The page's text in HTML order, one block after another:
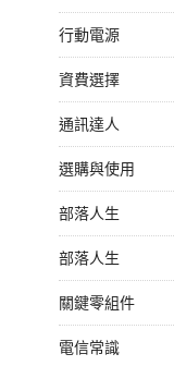
行動電源
資費選擇
通訊達人
選購與使用
部落人生
部落人生
關鍵零組件
電信常識